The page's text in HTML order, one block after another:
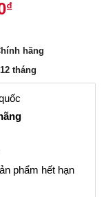
₫Giá
là:
1.221.000₫.
hãng
12 tháng
phẩm hết hạn